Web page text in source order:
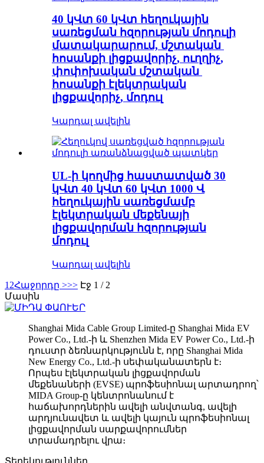
40 կՎտ 60 կՎտ հեղուկային
սառեցման հզորության մոդուլի
մատակարարում, մշտական ​​
հոսանքի լիցքավորիչ, ուղղիչ,
փոփոխական մշտական ​​
հոսանքի էլեկտրական
լիցքավորիչ, մոդուլ
Կարդալ ավելին
UL-ի կողմից հաստատված 30
կՎտ 40 կՎտ 60 կՎտ 1000 Վ
հեղուկային սառեցմամբ
էլեկտրական մեքենայի
լիցքավորման հզորության
մոդուլ
Կարդալ ավելին
1 2Հաջորդը >>> Էջ 1 / 2
Մասին
Shanghai Mida Cable Group Limited-ը Shanghai Mida EV
Power Co., Ltd.-ի և Shenzhen Mida EV Power Co., Ltd.-ի
դուստր ձեռնարկությունն է, որը Shanghai Mida
New Energy Co., Ltd.-ի սեփականատերն է։
Որպես էլեկտրական լիցքավորման
մեքենաների (EVSE) պրոֆեսիոնալ արտադրող՝
MIDA Group-ը կենտրոնանում է
հաճախորդներին ավելի անվտանգ, ավելի
արդյունավետ և ավելի կայուն պրոֆեսիոնալ
լիցքավորման սարքավորումներ
տրամադրելու վրա։
Տեղեկություններ